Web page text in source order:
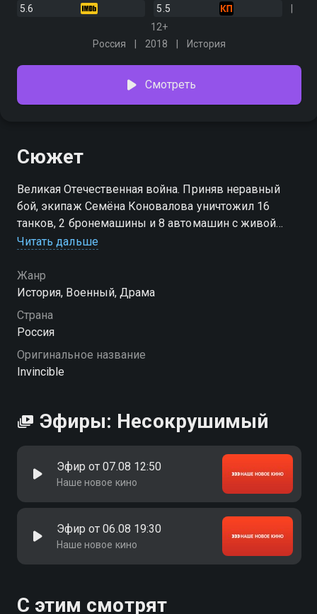
5.6
5.5
12+
Россия
2018 История
Смотреть
Сюжет
Великая Отечественная война. Приняв неравный
бой, экипаж Семёна Коновалова уничтожил 16
танков, 2 бронемашины и 8 автомашин с живой
силой противника в районе хутора Нижнемитякин
Читать дальше
Жанр
История, Военный, Драма
Страна
Россия
Оригинальное название
Invincible
Эфиры: Несокрушимый
Эфир от 07.08 12:50
Наше новое кино
Эфир от 06.08 19:30
Наше новое кино
С этим смотрят